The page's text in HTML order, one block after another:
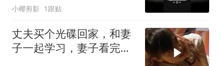
小椰剪影 1跟贴
丈夫买个光碟回家，和妻
子一起学习，妻子看完反